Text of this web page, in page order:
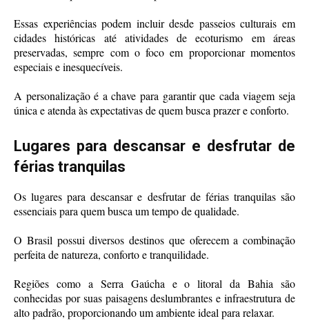
Essas experiências podem incluir desde passeios culturais em
cidades históricas até atividades de ecoturismo em áreas
preservadas, sempre com o foco em proporcionar momentos
especiais e inesquecíveis.
A personalização é a chave para garantir que cada viagem seja
única e atenda às expectativas de quem busca prazer e conforto.
Lugares para descansar e desfrutar de
férias tranquilas
Os lugares para descansar e desfrutar de férias tranquilas são
essenciais para quem busca um tempo de qualidade.
O Brasil possui diversos destinos que oferecem a combinação
perfeita de natureza, conforto e tranquilidade.
Regiões como a Serra Gaúcha e o litoral da Bahia são
conhecidas por suas paisagens deslumbrantes e infraestrutura de
alto padrão, proporcionando um ambiente ideal para relaxar.